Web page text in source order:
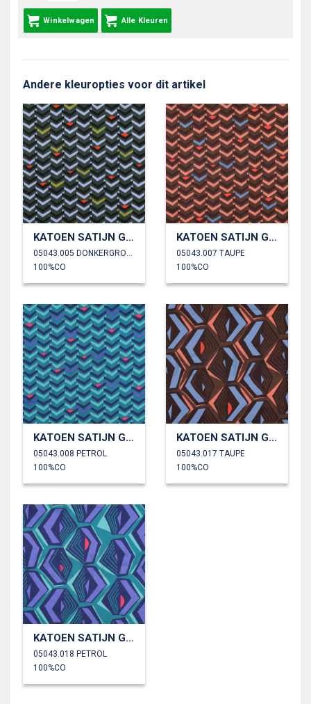
Winkelwagen Alle Kleuren
Andere kleuropties voor dit artikel
KATOEN SATIJN GEOMETRISCH
05043.005 DONKERGROEN
100%CO
KATOEN SATIJN GEOMETRISCH
05043.007 TAUPE
100%CO
KATOEN SATIJN GEOMETRISCH
05043.008 PETROL
100%CO
KATOEN SATIJN GEOMETRISCH
05043.017 TAUPE
100%CO
KATOEN SATIJN GEOMETRISCH
05043.018 PETROL
100%CO